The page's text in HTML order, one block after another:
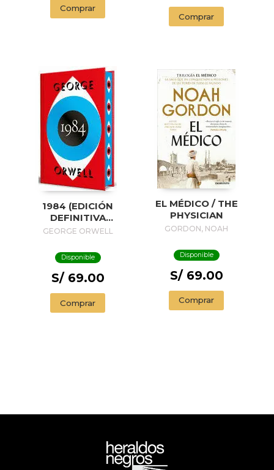
Comprar
Comprar
1984 (EDICIÓN
DEFINITIVA
AVALADA POR THE
(EDICIÓN ESPECIAL
LIMITADA CON
CANTOS
(EDITION
ENDORSED BY THE
GEORGE ORWELL
Disponible
S/ 69.00
Comprar
EL MÉDICO / THE
PHYSICIAN
GORDON, NOAH
Disponible
S/ 69.00
Comprar